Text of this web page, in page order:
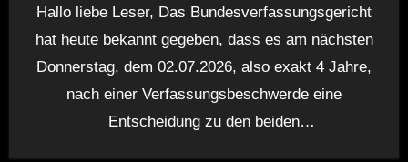
Hallo liebe Leser, Das Bundesverfassungsgericht
hat heute bekannt gegeben, dass es am nächsten
Donnerstag, dem 02.07.2026, also exakt 4 Jahre,
nach einer Verfassungsbeschwerde eine
Entscheidung zu den beiden